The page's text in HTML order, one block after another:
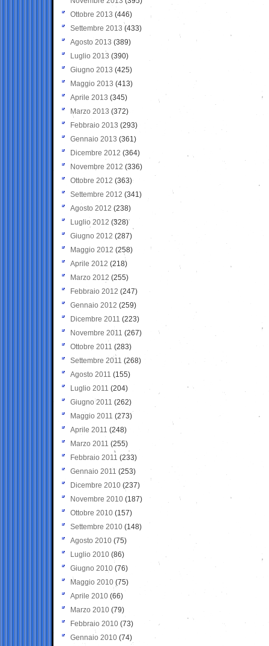
Ottobre 2013 (446)
Settembre 2013 (433)
Agosto 2013 (389)
Luglio 2013 (390)
Giugno 2013 (425)
Maggio 2013 (413)
Aprile 2013 (345)
Marzo 2013 (372)
Febbraio 2013 (293)
Gennaio 2013 (361)
Dicembre 2012 (364)
Novembre 2012 (336)
Ottobre 2012 (363)
Settembre 2012 (341)
Agosto 2012 (238)
Luglio 2012 (328)
Giugno 2012 (287)
Maggio 2012 (258)
Aprile 2012 (218)
Marzo 2012 (255)
Febbraio 2012 (247)
Gennaio 2012 (259)
Dicembre 2011 (223)
Novembre 2011 (267)
Ottobre 2011 (283)
Settembre 2011 (268)
Agosto 2011 (155)
Luglio 2011 (204)
Giugno 2011 (262)
Maggio 2011 (273)
Aprile 2011 (248)
Marzo 2011 (255)
Febbraio 2011 (233)
Gennaio 2011 (253)
Dicembre 2010 (237)
Novembre 2010 (187)
Ottobre 2010 (157)
Settembre 2010 (148)
Agosto 2010 (75)
Luglio 2010 (86)
Giugno 2010 (76)
Maggio 2010 (75)
Aprile 2010 (66)
Marzo 2010 (79)
Febbraio 2010 (73)
Gennaio 2010 (74)